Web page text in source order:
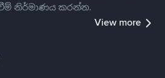
නිර්මාණය කරන්න.
View more